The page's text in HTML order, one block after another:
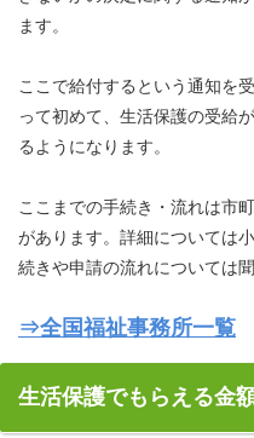
ます。
ここで給付するという通知を
って初めて、生活保護の受給
るようになります。
ここまでの手続き・流れは市
があります。詳細については
続きや申請の流れについては
⇒全国福祉事務所一覧
生活保護でもらえる金